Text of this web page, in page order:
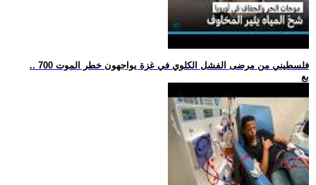
.. 700 فلسطيني من مرضى الفشل الكلوي في غزة يواجهون خطر الموت
بع